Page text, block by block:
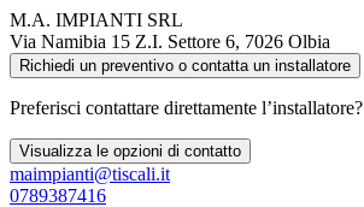
M.A. IMPIANTI SRL
Via Namibia 15 Z.I. Settore 6, 7026 Olbia
Richiedi un preventivo o contatta un installatore
Preferisci contattare direttamente l’installatore?
Visualizza le opzioni di contatto
maimpianti@tiscali.it
0789387416